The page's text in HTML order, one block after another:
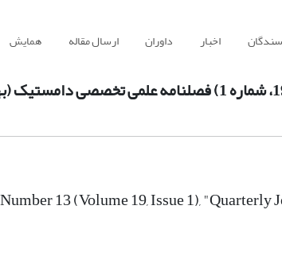
اخبار داوران ارسال مقاله همایش
13 (Volume 19, Issue 1),